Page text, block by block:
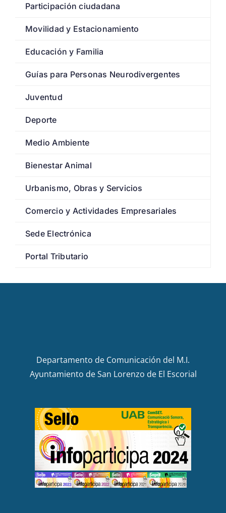
Participación ciudadana
Movilidad y Estacionamiento
Educación y Familia
Guías para Personas Neurodivergentes
Juventud
Deporte
Medio Ambiente
Bienestar Animal
Urbanismo, Obras y Servicios
Comercio y Actividades Empresariales
Sede Electrónica
Portal Tributario
Departamento de Comunicación del M.I.
Ayuntamiento de San Lorenzo de El Escorial